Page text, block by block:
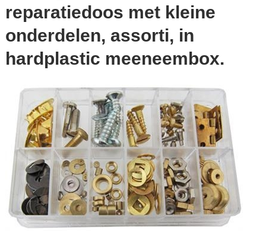
reparatiedoos met kleine
onderdelen, assorti, in
hardplastic meeneembox.